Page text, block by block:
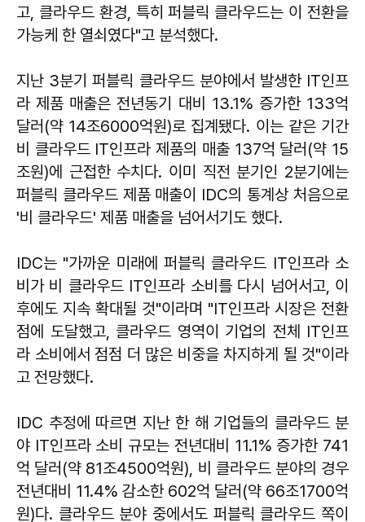
고, 클라우드 환경, 특히 퍼블릭 클라우드는 이 전환을
가능케 한 열쇠였다"고 분석했다.
지난 3분기 퍼블릭 클라우드 분야에서 발생한 IT인프
라 제품 매출은 전년동기 대비 13.1% 증가한 133억
달러(약 14조6000억원)로 집계됐다. 이는 같은 기간
비 클라우드 IT인프라 제품의 매출 137억 달러(약 15
조원)에 근접한 수치다. 이미 직전 분기인 2분기에는
퍼블릭 클라우드 제품 매출이 IDC의 통계상 처음으로
'비 클라우드' 제품 매출을 넘어서기도 했다.
IDC는 "가까운 미래에 퍼블릭 클라우드 IT인프라 소
비가 비 클라우드 IT인프라 소비를 다시 넘어서고, 이
후에도 지속 확대될 것"이라며 "IT인프라 시장은 전환
점에 도달했고, 클라우드 영역이 기업의 전체 IT인프
라 소비에서 점점 더 많은 비중을 차지하게 될 것"이라
고 전망했다.
IDC 추정에 따르면 지난 한 해 기업들의 클라우드 분
야 IT인프라 소비 규모는 전년대비 11.1% 증가한 741
억 달러(약 81조4500억원), 비 클라우드 분야의 경우
전년대비 11.4% 감소한 602억 달러(약 66조1700억
원)다. 클라우드 분야 중에서도 퍼블릭 클라우드 쪽이